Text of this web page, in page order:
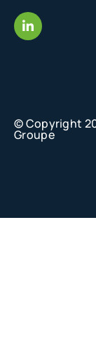
© Copyright
Groupe